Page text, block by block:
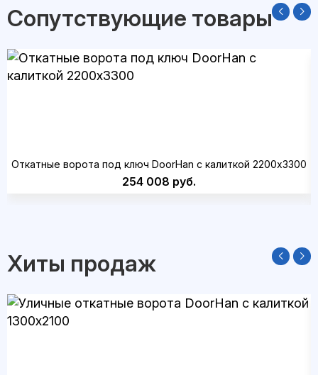
Сопутствующие товары
Откатные ворота под ключ DoorHan с калиткой 2200x3300
254 008 руб.
Хиты продаж